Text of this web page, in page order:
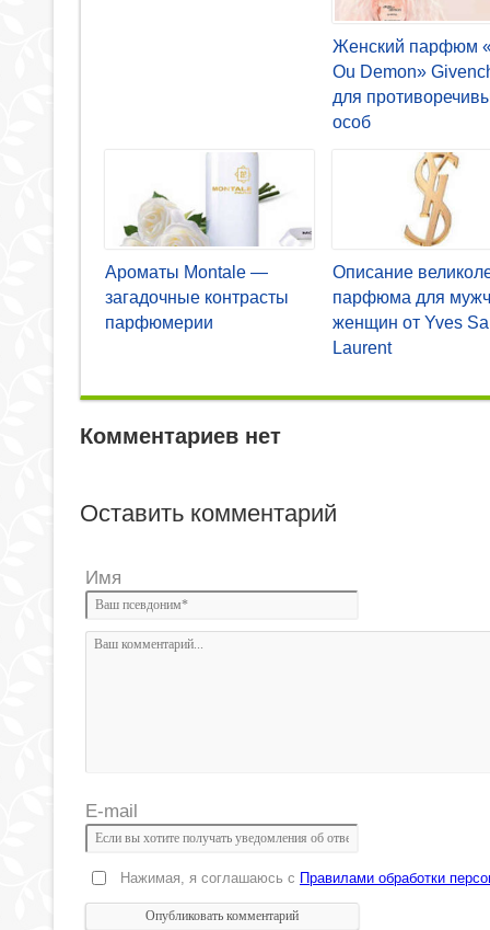
Женский парфюм
Ou Demon»
для
особ
Ароматы Montale —
загадочные контрасты
парфюмерии
Описание
парфюма для
женщин от Yves
Laurent
Комментариев нет
Оставить комментарий
Имя
E-mail
Нажимая, я соглашаюсь с Правилами обработки